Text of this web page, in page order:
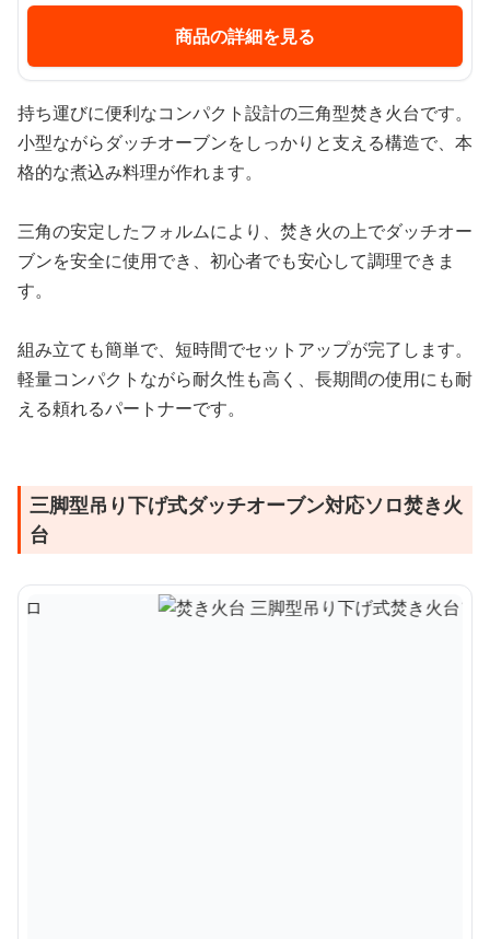
商品の詳細を見る
持ち運びに便利なコンパクト設計の三角型焚き火台です。
小型ながらダッチオーブンをしっかりと支える構造で、本
格的な煮込み料理が作れます。
三角の安定したフォルムにより、焚き火の上でダッチオー
ブンを安全に使用でき、初心者でも安心して調理できま
す。
組み立ても簡単で、短時間でセットアップが完了します。
軽量コンパクトながら耐久性も高く、長期間の使用にも耐
える頼れるパートナーです。
三脚型吊り下げ式ダッチオーブン対応ソロ焚き火
台